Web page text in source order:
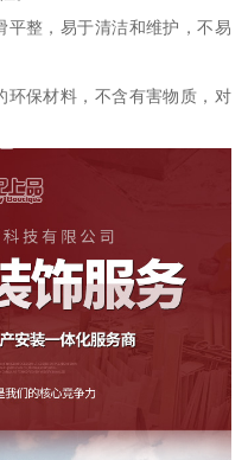
平整，易于清洁和维护，不易
环保材料，不含有害物质，对